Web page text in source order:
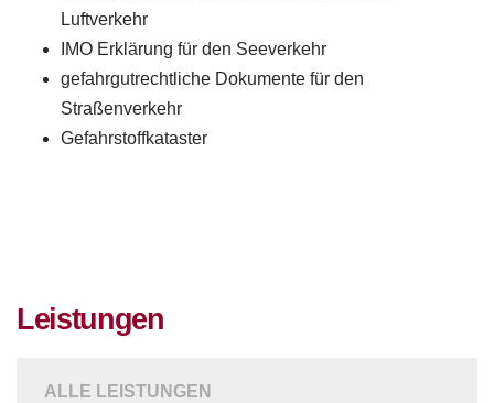
Luftverkehr
IMO Erklä­rung für den Seeverkehr
gefahr­gut­recht­li­che Doku­men­te für den
Straßenverkehr
Gefahr­stoff­kat­as­ter
Leistungen
ALLE LEISTUNGEN